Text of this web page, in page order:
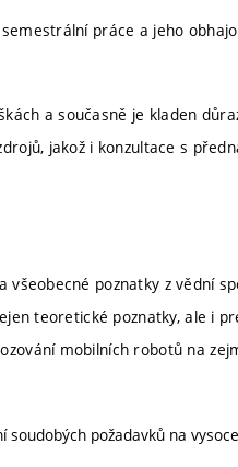
práce a jeho
a současně je kladen
jakož i konzultace s
všeobecné poznatky z vědní
teoretické poznatky, ale i
mobilních robotů na
požadavků na